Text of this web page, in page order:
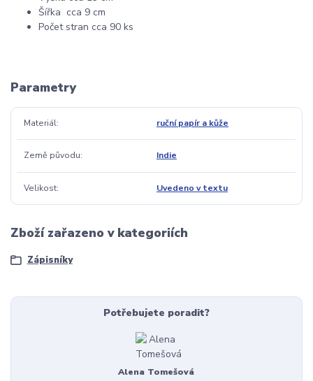
Šířka cca 9 cm
Počet stran cca 90 ks
Parametry
Materiál ruční papír a kůže
Země původu Indie
Velikost Uvedeno v textu
Zboží zařazeno v kategoriích
Zápisníky
Potřebujete poradit?
Alena Tomešová